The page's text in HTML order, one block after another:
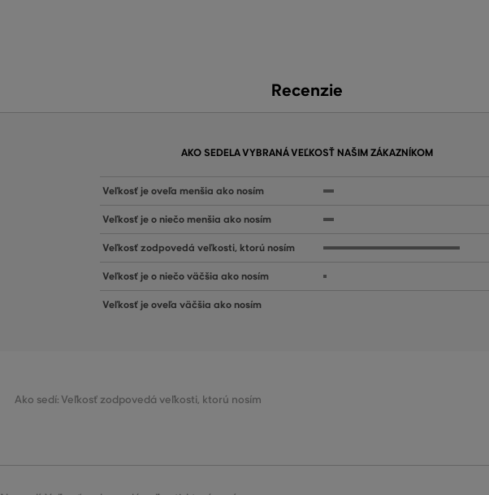
Recenzie
AKO SEDELA VYBRANÁ VEĽKOSŤ NAŠIM ZÁKAZNÍKOM
Veľkosť je oveľa menšia ako nosím
Veľkosť je o niečo menšia ako nosím
Veľkosť zodpovedá veľkosti, ktorú nosím
Veľkosť je o niečo väčšia ako nosím
Veľkosť je oveľa väčšia ako nosím
Ako sedí: Veľkosť zodpovedá veľkosti, ktorú nosím